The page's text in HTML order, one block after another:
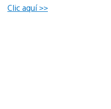
Clic aquí >>